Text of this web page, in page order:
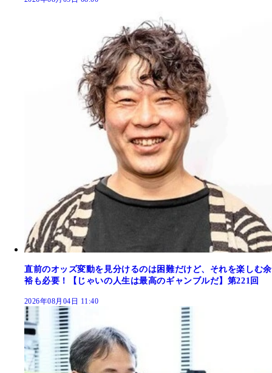
直前のオッズ変動を見分けるのは困難だけど、それを楽しむ余
裕も必要！【じゃいの人生は最高のギャンブルだ】第221回
2026年08月04日 11:40